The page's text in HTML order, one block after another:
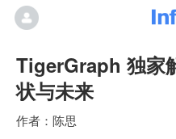
TigerGraph 独家
状与未来
陈思